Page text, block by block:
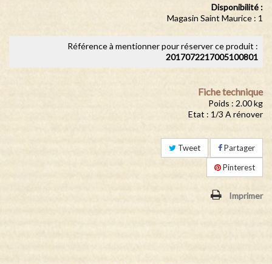
Disponibilité :
Magasin Saint Maurice : 1
Référence à mentionner pour réserver ce produit :
2017072217005100801
Fiche technique
Poids : 2.00 kg
Etat : 1/3 A rénover
Tweet
Partager
Pinterest
Imprimer